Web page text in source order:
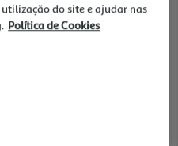
do site e ajudar nas
Política de Cookies